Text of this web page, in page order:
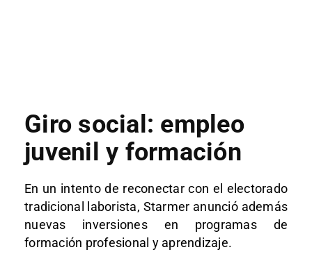
Giro social: empleo
juvenil y formación
En un intento de reconectar con el electorado
tradicional laborista, Starmer anunció además
nuevas inversiones en programas de
formación profesional y aprendizaje.